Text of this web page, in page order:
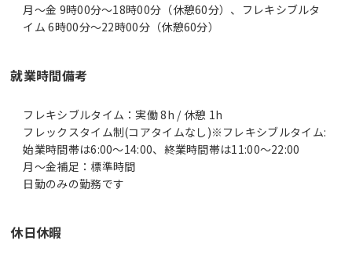
月～金 9時00分〜18時00分（休憩60分）、フレキシブルタ
イム 6時00分〜22時00分（休憩60分）
就業時間備考
フレキシブルタイム：実働 8h / 休憩 1h
フレックスタイム制(コアタイムなし)※フレキシブルタイム:
始業時間帯は6:00～14:00、終業時間帯は11:00～22:00
月～金補足：標準時間
日勤のみの勤務です
休日休暇